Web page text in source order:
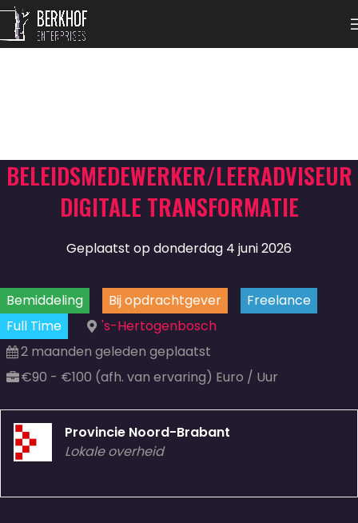
BELEIDSMEDEWERKER/LEERADVISEUR
DIGITALE TRANSFORMATIE
Geplaatst op donderdag 4 juni 2026
Bemiddeling Bij opdrachtgever
Freelance
Full Time
's-Hertogenbosch
2 maanden geleden geplaatst
€90 - €100 (afh. van ervaring) Euro / Uur
Provincie Noord-Brabant
Lokale overheid